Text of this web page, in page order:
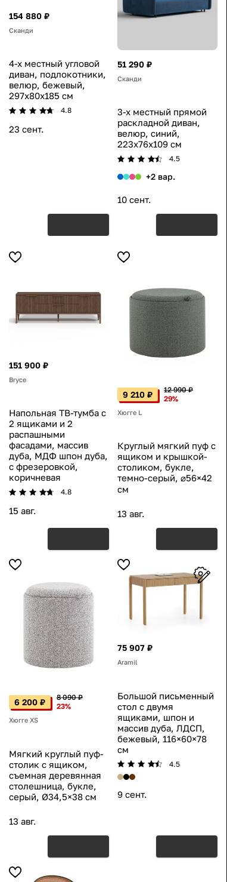
154 880 ₽
Сканди
4-х местный угловой
диван, подлокотники,
велюр, бежевый,
297x80x185 см
4.8
23 сент.
51 290 ₽
Сканди
3-х местный прямой
раскладной диван,
велюр, синий,
223x76x109 см
4.5
+2 вар.
10 сент.
151 900 ₽
Bryce
Напольная ТВ-тумба с
2 ящиками и 2
распашными
фасадами, массив
дуба, МДФ шпон дуба,
с фрезеровкой,
коричневая
4.8
15 авг.
9 210 ₽
12 990 ₽
29%
Хюгге L
Круглый мягкий пуф с
ящиком и крышкой-
столиком, букле,
темно-серый, ⌀56×42
см
13 авг.
6 200 ₽
8 090 ₽
23%
Хюгге XS
Мягкий круглый пуф-
столик с ящиком,
съемная деревянная
столешница, букле,
серый, Ø34,5×38 см
13 авг.
75 907 ₽
Aramil
Большой письменный
стол с двумя
ящиками, шпон и
массив дуба, ЛДСП,
бежевый, 116×60×78
см
4.5
9 сент.